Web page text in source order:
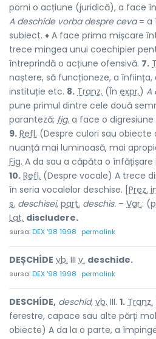
porni o acțiune (juridică), a face
A deschide vorba despre ceva= a
subiect. ♦ A face prima mișcare
trece mingea unui coechipier
întreprindă o acțiune ofensivă. 7.
naștere, să funcționeze, a înființa,
instituție etc. 8. Tranz. (În expr.) A
pune primul dintre cele două
paranteză; fig. a face o digresiune
9. Refl. (Despre culori sau
nuanță mai luminoasă, mai
Fig. A da sau a căpăta o
10. Refl. (Despre vocale) A trece
în seria vocalelor deschise. [ Prez.
s. deschisei, part. deschis. – Var.: (
Lat. discludere.
sursa:DEX '98 1998 permalink
DEȘCHÍDE vb. III v. deschide.
sursa:DEX '98 1998 permalink
DESCHÍDE, deschíd, vb. III. 1. Tranz.
ferestre, capace sau alte părți
obiecte) A da la o parte, a